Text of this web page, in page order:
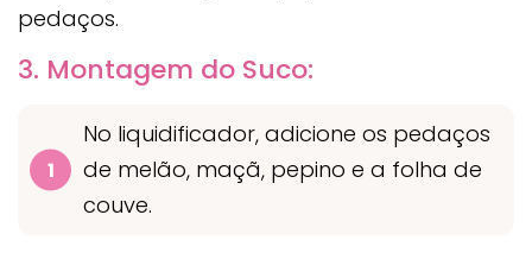
pedaços.
3. Montagem do Suco:
No liquidificador, adicione os pedaços
de melão, maçã, pepino e a folha de
couve.